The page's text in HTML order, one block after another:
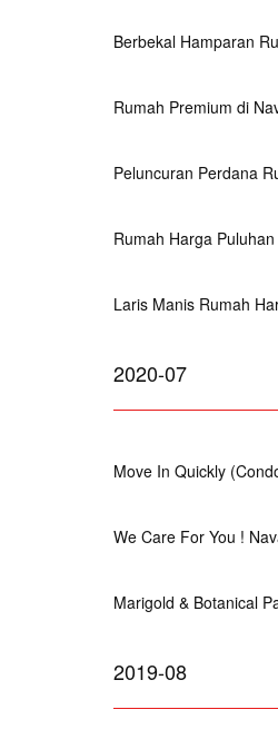
Berbekal Hamparan
Rumah Premium di
Peluncuran Perdana
Rumah Harga
Laris Manis Rumah
2020-07
Move In Quickly
We Care For You !
Marigold & Botanical
2019-08